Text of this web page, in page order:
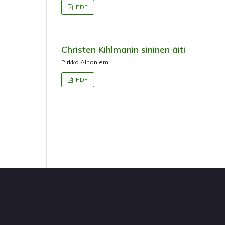
PDF
Christen Kihlmanin sininen äiti
Pirkko Alhoniemi
PDF